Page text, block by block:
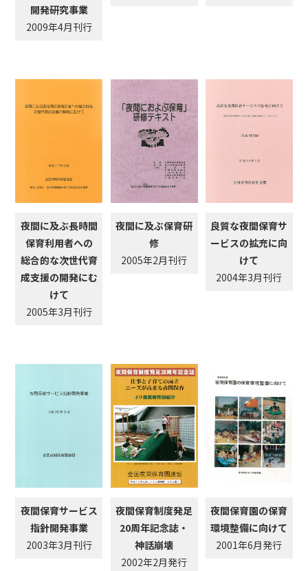
開発研究事業
2009年4月刊行
夜間に及ぶ長時間
保育利用者への
総合的な次世代育
成支援の開発にむ
けて
2005年3月刊行
夜間に及ぶ保育研
修
2005年2月刊行
良質な夜間保育サ
ービスの拡充に向
けて
2004年3月刊行
夜間保育サービス
指針開発事業
2003年3月刊行
夜間保育制度発足
20周年記念誌・
神話崩壊
2002年2月発行
夜間保育園の保育
環境整備に向けて
2001年6月発行